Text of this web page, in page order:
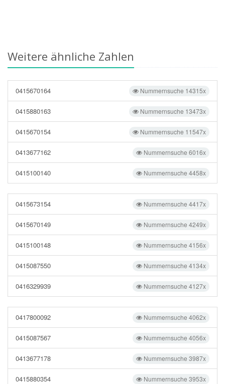
Weitere ähnliche Zahlen
Nummernsuche 14315x
0415670164
Nummernsuche 13473x
0415880163
Nummernsuche 11547x
0415670154
Nummernsuche 6016x
0413677162
Nummernsuche 4458x
0415100140
Nummernsuche 4417x
0415673154
Nummernsuche 4249x
0415670149
Nummernsuche 4156x
0415100148
Nummernsuche 4134x
0415087550
Nummernsuche 4127x
0416329939
Nummernsuche 4062x
0417800092
Nummernsuche 4056x
0415087567
Nummernsuche 3987x
0413677178
Nummernsuche 3953x
0415880354